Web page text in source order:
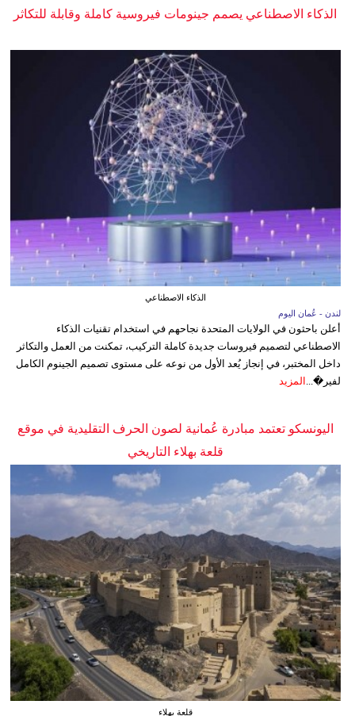
الذكاء الاصطناعي يصمم جينومات فيروسية كاملة وقابلة للتكاثر
الذكاء الاصطناعي
لندن - عُمان اليوم
أعلن باحثون في الولايات المتحدة نجاحهم في استخدام تقنيات الذكاء
الاصطناعي لتصميم فيروسات جديدة كاملة التركيب، تمكنت من العمل والتكاثر
داخل المختبر، في إنجاز يُعد الأول من نوعه على مستوى تصميم الجينوم الكامل
لفير�...
المزيد
اليونسكو تعتمد مبادرة عُمانية لصون الحرف التقليدية في موقع
قلعة بهلاء التاريخي
قلعة بهلاء